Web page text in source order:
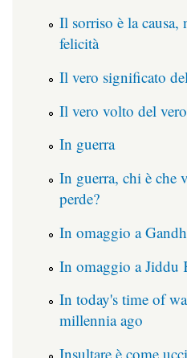
Il sorriso è la
felicità
Il vero significato
Il vero volto del
In guerra
In guerra, chi è che
perde?
In omaggio a
In omaggio a Jiddu
In today's time of
millennia ago
Insultare è come